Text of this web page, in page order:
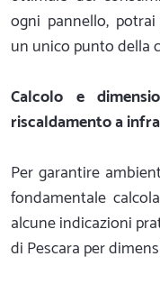
ogni pannello,
un unico punto della
Calcolo e
riscaldamento a
Per garantire
fondamentale
alcune indicazioni
di Pescara per